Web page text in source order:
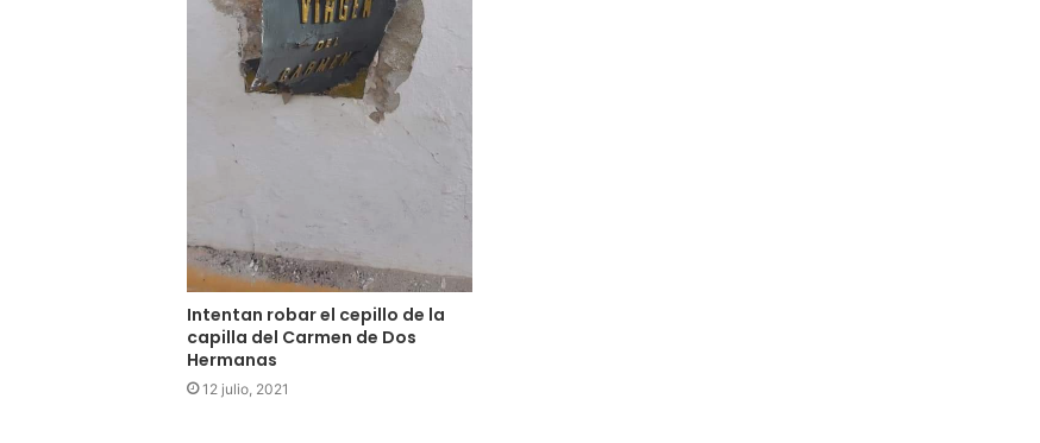
Intentan robar el cepillo de la
capilla del Carmen de Dos
Hermanas
12 julio, 2021